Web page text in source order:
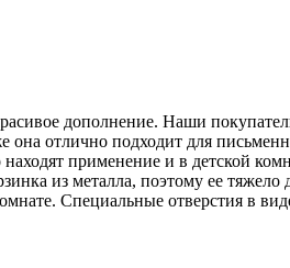
дополнение. Наши
отлично подходит для
применение и в детской
из металла, поэтому ее
Специальные отверстия в